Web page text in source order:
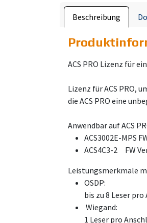
Beschreibung
ACS PRO Lizenz für
Lizenz für ACS PRO,
die ACS PRO eine
Anwendbar auf ACS
ACS3002E-MPS
ACS4C3-2 FW
Leistungsmerkmale
OSDP:
bis zu 8 Leser pro
Wiegand:
1 Leser pro